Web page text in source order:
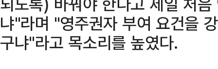
냐"라며 "영주권자 부여 요건을
구냐"라고 목소리를 높였다.